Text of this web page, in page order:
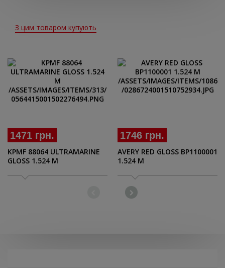
З цим товаром купують
1471 грн.
KPMF 88064 ULTRAMARINE
GLOSS 1.524 M
1746 грн.
AVERY RED GLOSS BP1100001
1.524 M